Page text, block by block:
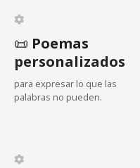
n
d
e
e
t
📜 Poemas
personalizados
para expresar lo que las
palabras no pueden.